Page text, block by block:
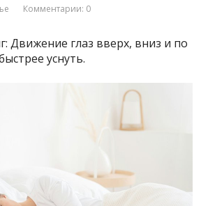
Комментарии: 0
Движение глаз вверх, вниз и по
уснуть.